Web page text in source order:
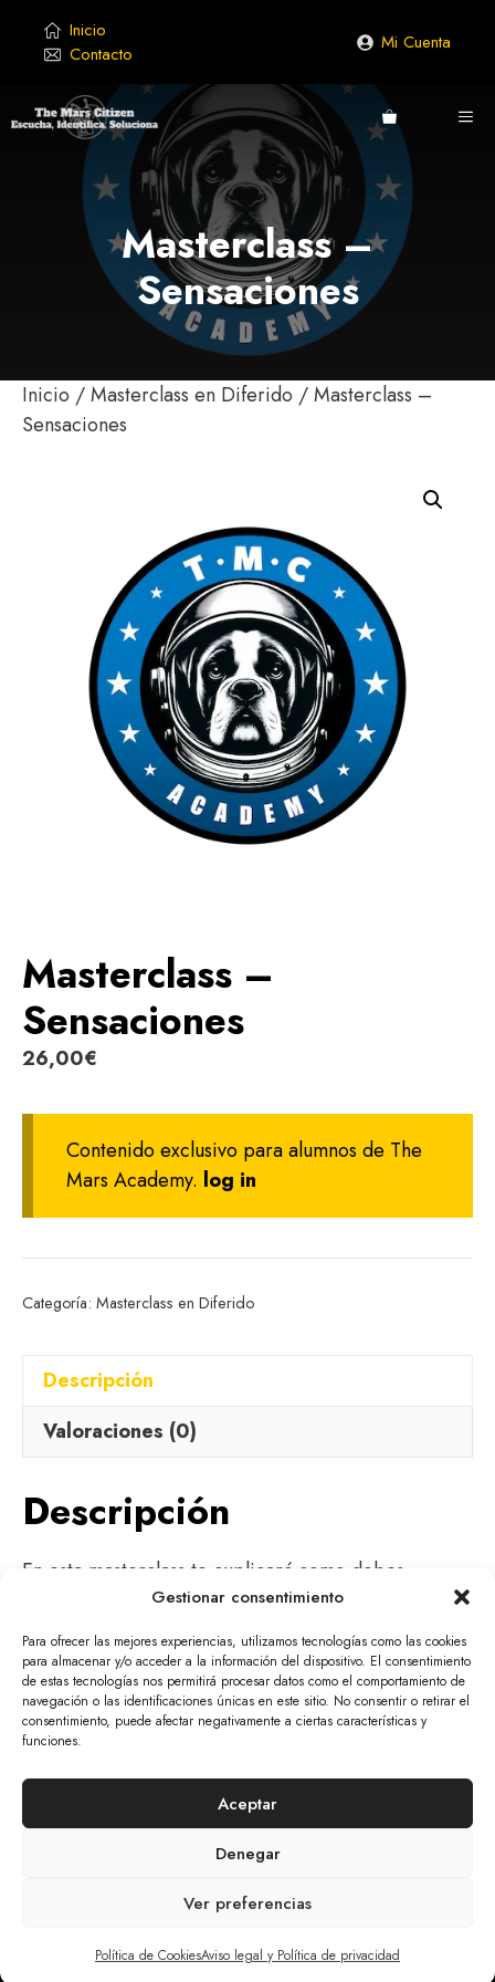
Gestionar consentimiento
Para ofrecer las mejores experiencias, utilizamos tecnologías como las cookies
para almacenar y/o acceder a la información del dispositivo. El consentimiento
de estas tecnologías nos permitirá procesar datos como el comportamiento de
navegación o las identificaciones únicas en este sitio. No consentir o retirar el
consentimiento, puede afectar negativamente a ciertas características y
funciones.
Aceptar
Denegar
Ver preferencias
Política de CookiesAviso legal y Política de privacidad
Inicio
Contacto
Mi Cuenta
Masterclass –
Sensaciones
Inicio /Masterclass en Diferido / Masterclass –
Sensaciones
Masterclass –
Sensaciones
26,00€
Contenido exclusivo para alumnos de The
Mars Academy. log in
Categoría: Masterclass en Diferido
Descripción
Valoraciones (0)
Descripción
En esta masterclass te explicaré como debes
memorizar las sensaciones que dan los diferentes
rangos de frecuencias para que te sea fácil saber si
algún sonido, grupo de ellos o canción suena bien o
mal y donde debes ir a trabajarlo.
© 2026 The Mars Citizen
Aviso Legal Y Política De PrivacidadCookies
Tratamiento De Datos Personales